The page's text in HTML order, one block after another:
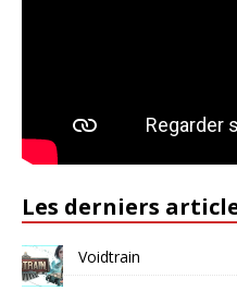
Les derniers
Voidtrain